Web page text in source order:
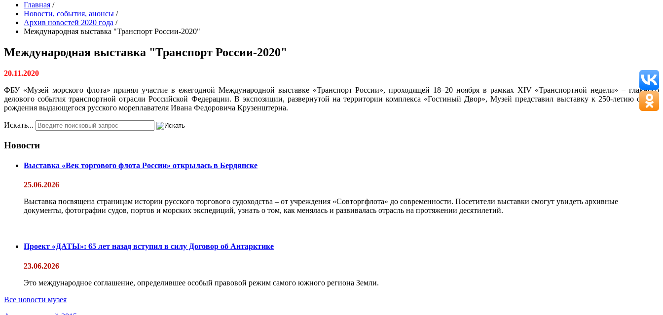
Главная /
Новости, события, анонсы /
Архив новостей 2020 года /
Международная выставка "Транспорт России-2020"
Международная выставка "Транспорт России-2020"
20.11.2020
ФБУ «Музей морского флота» принял участие в ежегодной Международной выставке «Транспорт России», проходящей 18–20 ноября в рамках XIV «Транспортной недели» – главного
делового события транспортной отрасли Российской Федерации. В экспозиции, развернутой на территории комплекса «Гостиный Двор», Музей представил выставку к 250-летию со дня
рождения выдающегося русского мореплавателя Ивана Федоровича Крузенштерна.
Искать...
Новости
Выставка «Век торгового флота России» открылась в Бердянске
25.06.2026
Выставка посвящена страницам истории русского торгового судоходства – от учреждения «Совторгфлота» до современности. Посетители выставки смогут увидеть архивные
документы, фотографии судов, портов и морских экспедиций, узнать о том, как менялась и развивалась отрасль на протяжении десятилетий.
Проект «ДАТЫ»: 65 лет назад вступил в силу Договор об Антарктике
23.06.2026
Это международное соглашение, определившее особый правовой режим самого южного региона Земли.
Все новости музея